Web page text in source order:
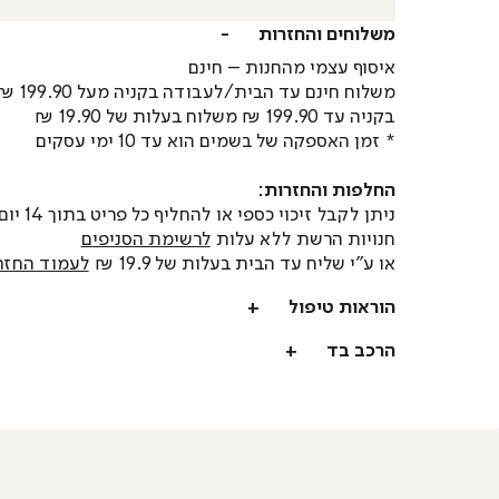
משלוחים והחזרות
הוראות טיפול
הרכב בד
איסוף עצמי מהחנות – חינם
משלוח חינם עד הבית/לעבודה בקניה מעל 199.90 ₪
בקניה עד 199.90 ₪ משלוח בעלות של 19.90 ₪
* זמן האספקה של בשמים הוא עד 10 ימי עסקים
החלפות והחזרות:
ניתן לקבל זיכוי
חנויות הרשת ללא עלותלרשימת הסניפים
או ע"י שליח עד הבית בעלות של 19.9 ₪
לעמוד